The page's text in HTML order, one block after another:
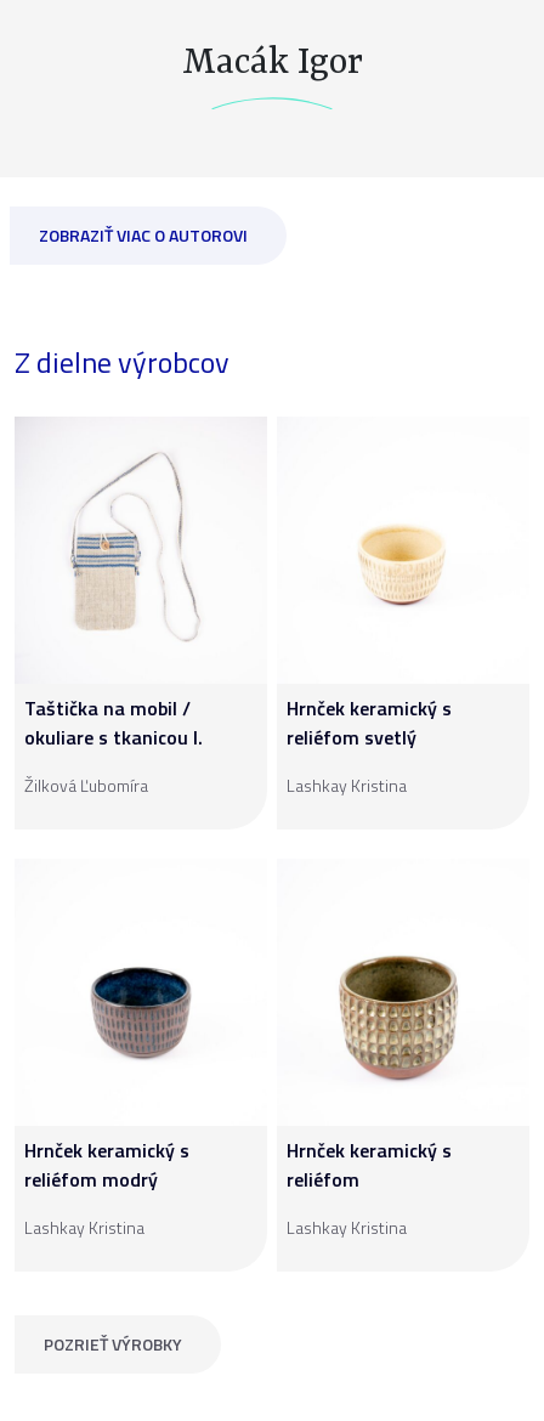
Macák Igor
ZOBRAZIŤ VIAC O AUTOROVI
Z dielne výrobcov
Taštička na mobil /
okuliare s tkanicou I.
Žilková Ľubomíra
Hrnček keramický s
reliéfom svetlý
Lashkay Kristina
Hrnček keramický s
reliéfom modrý
Lashkay Kristina
Hrnček keramický s
reliéfom
Lashkay Kristina
POZRIEŤ VÝROBKY